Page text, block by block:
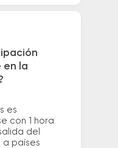
en la
es
con 1 hora
del
a países